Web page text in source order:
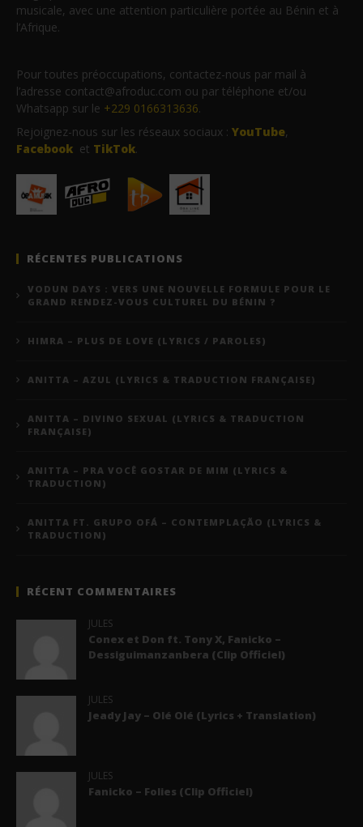
musicale, avec une attention particulière portée au Bénin et à
l’Afrique.
Pour toutes préoccupations, contactez-nous par mail à
l’adresse contact@afroduc.com ou par téléphone et/ou
Whatsapp sur le +229 0166313636.
Rejoignez-nous sur les réseaux sociaux : YouTube,
Facebook et TikTok.
RÉCENTES PUBLICATIONS
VODUN DAYS : VERS UNE NOUVELLE FORMULE POUR LE
GRAND RENDEZ-VOUS CULTUREL DU BÉNIN ?
HIMRA – PLUS DE LOVE (LYRICS / PAROLES)
ANITTA – AZUL (LYRICS & TRADUCTION FRANÇAISE)
ANITTA – DIVINO SEXUAL (LYRICS & TRADUCTION
FRANÇAISE)
ANITTA – PRA VOCÊ GOSTAR DE MIM (LYRICS &
TRADUCTION)
ANITTA FT. GRUPO OFÁ – CONTEMPLAÇÃO (LYRICS &
TRADUCTION)
RÉCENT COMMENTAIRES
JULES
Conex et Don ft. Tony X, Fanicko –
Dessiguimanzanbera (Clip Officiel)
JULES
Jeady Jay – Olé Olé (Lyrics + Translation)
JULES
Fanicko – Folies (Clip Officiel)